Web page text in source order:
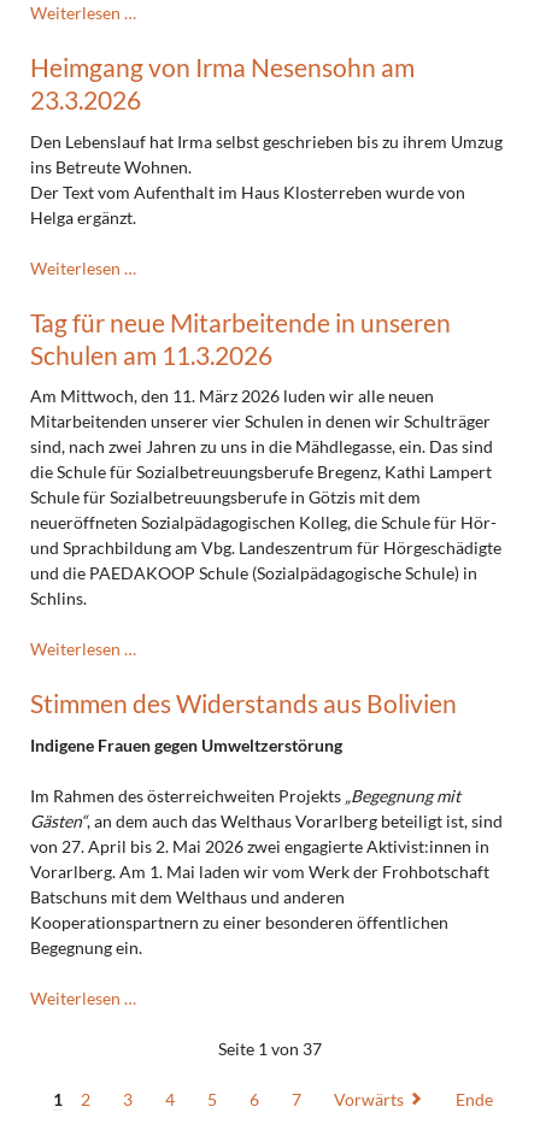
Weiterlesen …Heimgang
Hildegard
Braun
am
21.5.2026
Heimgang von Irma Nesensohn am
23.3.2026
Den Lebenslauf hat Irma selbst geschrieben bis zu ihrem Umzug
ins Betreute Wohnen.
Der Text vom Aufenthalt im Haus Klosterreben wurde von
Helga ergänzt.
Weiterlesen …
Irma
Nesensohn
am
23.3.2026
Tag für neue Mitarbeitende in unseren
Schulen am 11.3.2026
Am Mittwoch, den 11. März 2026 luden wir alle neuen
Mitarbeitenden unserer vier Schulen in denen wir Schulträger
sind, nach zwei Jahren zu uns in die Mähdlegasse, ein. Das sind
die Schule für Sozialbetreuungsberufe Bregenz, Kathi Lampert
Schule für Sozialbetreuungsberufe in Götzis mit dem
neueröffneten Sozialpädagogischen Kolleg, die Schule für Hör-
und Sprachbildung am Vbg. Landeszentrum für Hörgeschädigte
und die PAEDAKOOP Schule (Sozialpädagogische Schule) in
Schlins.
Weiterlesen …Tag
neue
in
Schulen
am
11.3.2026
Stimmen des Widerstands aus Bolivien
Indigene Frauen gegen Umweltzerstörung
Im Rahmen des österreichweiten Projekts „Begegnung mit
Gästen“, an dem auch das Welthaus Vorarlberg beteiligt ist, sind
von 27. April bis 2. Mai 2026 zwei engagierte Aktivist:innen in
Vorarlberg. Am 1. Mai laden wir vom Werk der Frohbotschaft
Batschuns mit dem Welthaus und anderen
Kooperationspartnern zu einer besonderen öffentlichen
Begegnung ein.
Weiterlesen …
Widerstands
Bolivien
Seite 1 von 37
1 2 3 4 5 6 7 Vorwärts Ende